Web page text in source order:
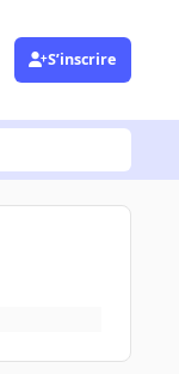
S’inscrire